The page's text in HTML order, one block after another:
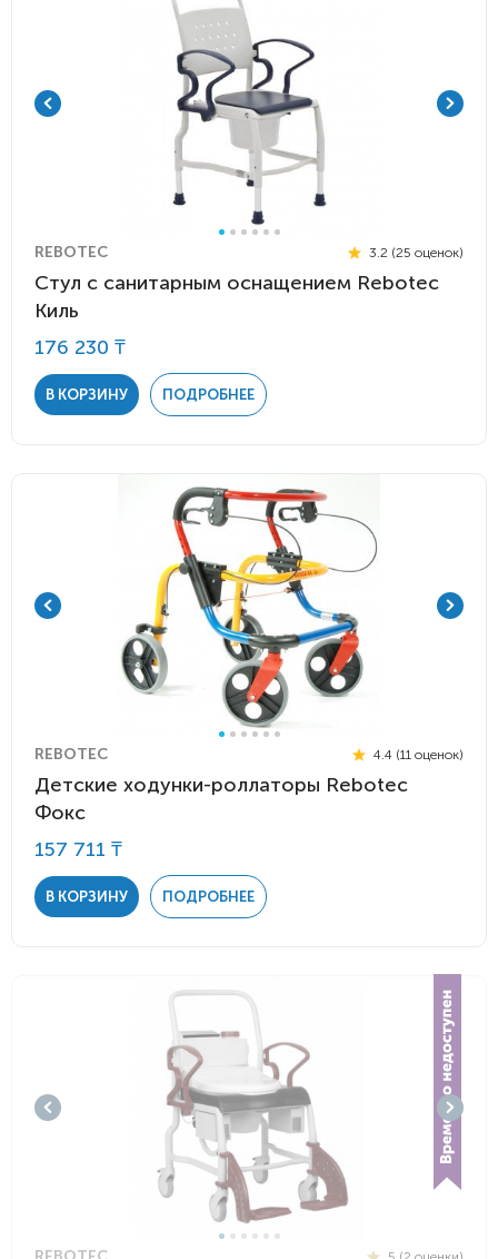
REBOTEC 3.2 (25 оценок)
Стул с санитарным оснащением Rebotec
Киль
176 230 ₸
В КОРЗИНУ ПОДРОБНЕЕ
REBOTEC 4.4 (11 оценок)
Детские ходунки-роллаторы Rebotec
Фокс
157 711 ₸
В КОРЗИНУ ПОДРОБНЕЕ